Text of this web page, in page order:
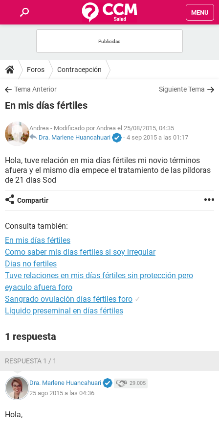
MENU
FOROS
SALUD
NUTRICIÓN
BIENESTAR
Foros Contracepción
Tema Anterior Siguiente Tema
En mis días fértiles
Andrea - Modificado por Andrea el 25/08/2015, 04:35
Dra. Marlene Huancahuari
- 4 sep 2015 a las 01:17
Hola, tuve relación en mia días fértiles mi novio términos
afuera y el mismo día empece el tratamiento de las píldoras
de 21 dias Sod
Compartir
Consulta también:
En mis días fértiles
Como saber mis dias fertiles si soy irregular
Dias no fertiles
Tuve relaciones en mis días fértiles sin protección pero
eyaculo afuera foro
Sangrado ovulación días fértiles foro ✓
Líquido preseminal en días fértiles
1 respuesta
RESPUESTA 1 / 1
Dra. Marlene Huancahuari 29.005
25 ago 2015 a las 04:36
Hola,